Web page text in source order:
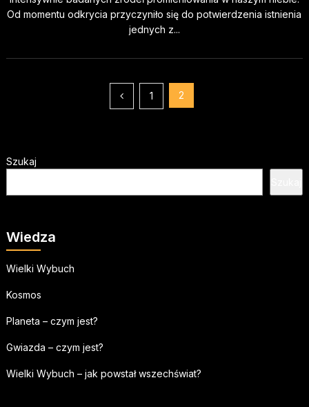
Od momentu odkrycia przyczyniło się do potwierdzenia istnienia
jednych z...
Stronicowanie
1 2
Szukaj
Wiedza
Wielki Wybuch
Kosmos
Planeta – czym jest?
Gwiazda – czym jest?
Wielki Wybuch – jak powstał wszechświat?